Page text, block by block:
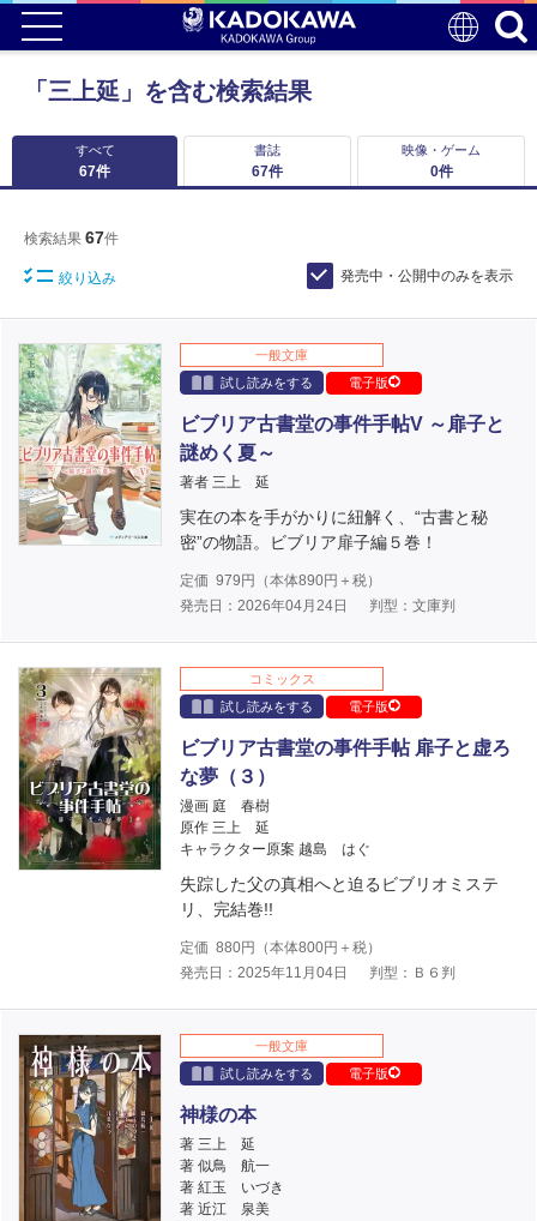
「三上延」を含む検索結果
すべて
67件
書誌
67件
映像・ゲーム
0件
検索結果 67件
絞り込み 発売中・公開中のみを表示
一般文庫
試し読みをする
電子版
ビブリア古書堂の事件手帖V ～扉子と
謎めく夏～
著者 三上 延
実在の本を手がかりに紐解く、“古書と秘
密”の物語。ビブリア扉子編５巻！
定価 979 円（本体890円＋税）
発売日：2026年04月24日
判型：文庫判
コミックス
試し読みをする
電子版
ビブリア古書堂の事件手帖 扉子と虚ろ
な夢（３）
漫画 庭 春樹
原作 三上 延
キャラクター原案 越島 はぐ
失踪した父の真相へと迫るビブリオミステ
リ、完結巻!!
定価 880円（本体800円＋税）
発売日：2025年11月04日
判型：Ｂ６判
一般文庫
試し読みをする
電子版
神様の本
著 三上 延
著 似鳥 航一
著 紅玉 いづき
著 近江 泉美